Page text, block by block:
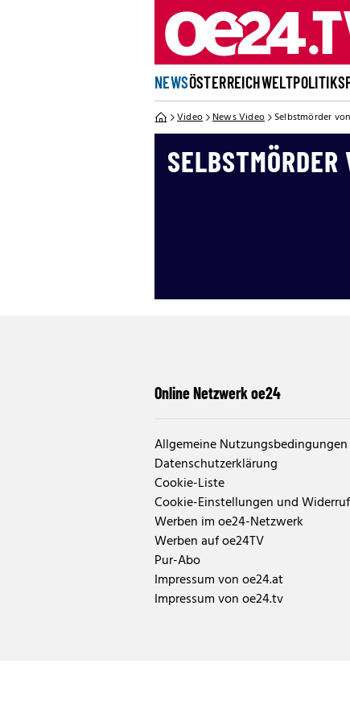
NEWSÖSTERREICHWELTPOLITIK
Video News Video Selbstmörder
Online Netzwerk oe24
Allgemeine Nutzungsbedingungen
Datenschutzerklärung
Cookie-Liste
Cookie-Einstellungen und Widerruf
Werben im oe24-Netzwerk
Werben auf oe24TV
Pur-Abo
Impressum von oe24.at
Impressum von oe24.tv